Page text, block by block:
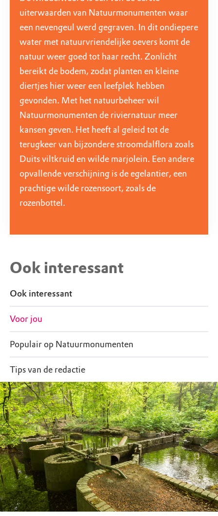
uiterwaarden van Natuurmonumenten waar
een nevengeul werd gegraven. In dit ondiepere
water met natuurvriendelijke oevers komt de
natuur weer goed tot haar recht. Zonlicht
bereikt de bodem, zodat planten en kleine
diertjes hier weer een leefplek hebben
gevonden. Met het natuurbeheer wil
Natuurmonumenten de riviernatuur meer
kansen geven. Het heeft al geleid tot de
terugkeer van bijzondere stroomdalflora zoals
Duits viltkruid en wilde marjolein. Een andere
opvallende verschijning is de egelantier, een
prachtige wilde rozensoort, zoals de
rozenbottel.
Ook interessant
Ook interessant
Voor jou
Populair op Natuurmonumenten
Tips van de redactie